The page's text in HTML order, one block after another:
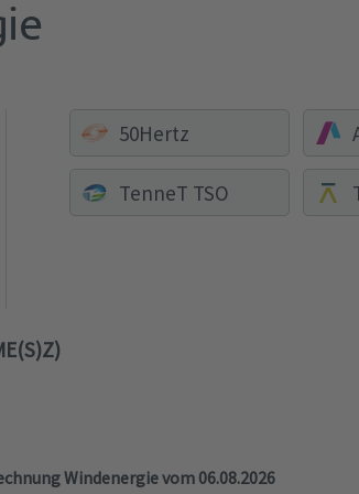
50Hertz
TenneT TSO
Windenergie vom 06.08.2026